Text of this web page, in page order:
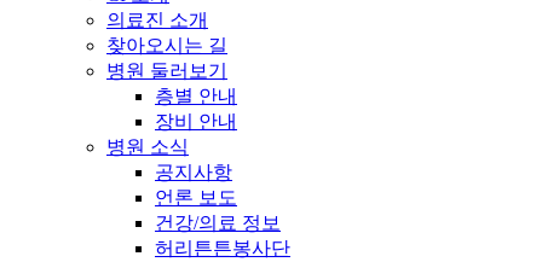
의료진 소개
찾아오시는 길
병원 둘러보기
층별 안내
장비 안내
병원 소식
공지사항
언론 보도
건강/의료 정보
허리튼튼봉사단